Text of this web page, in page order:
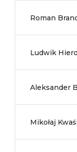
Roman
Ludwik
Aleksander
Mikołaj